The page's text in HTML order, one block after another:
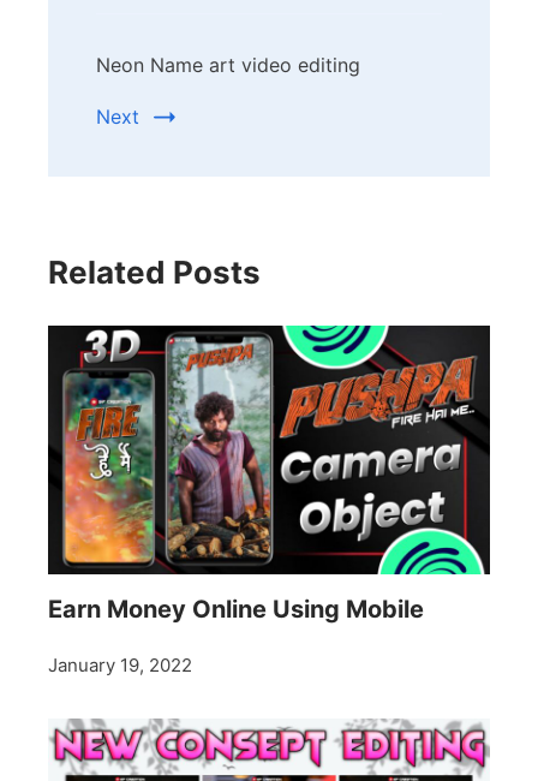
Neon Name art video editing
Next
Related Posts
Earn Money Online Using Mobile
January 19, 2022